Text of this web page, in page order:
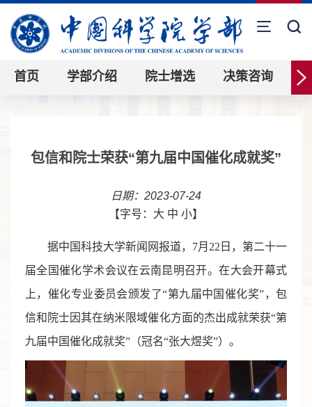
首页 学部介绍 院士增选 决策咨询
包信和院士荣获“第九届中国催化成就奖”
日期：2023-07-24
【字号： 大 中 小】
据中国科技大学新闻网报道，7月22日，第二十一
届全国催化学术会议在云南昆明召开。在大会开幕式
上，催化专业委员会颁发了“第九届中国催化奖”，包
信和院士因其在纳米限域催化方面的杰出成就荣获“第
九届中国催化成就奖”（冠名“张大煜奖”）。